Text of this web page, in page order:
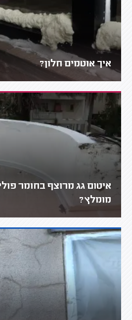
איך אוטמים חלון?
איטום גג מרוצף בחומר
מומלץ?